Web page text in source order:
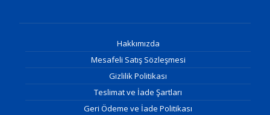
Hakkımızda
Mesafeli Satış Sözleşmesi
Gizlilik Politikası
Teslimat ve İade Şartları
Geri Ödeme ve İade Politikası